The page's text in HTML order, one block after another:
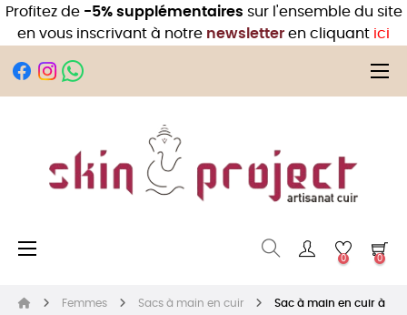
Profitez de-5% supplémentaires sur l'ensemble du site
en vous inscrivant à notre newsletter en cliquant ici
☰
Basculer la navigation
☰
0 0
Femmes Sacs à main en cuir
Sac à main en cuir à